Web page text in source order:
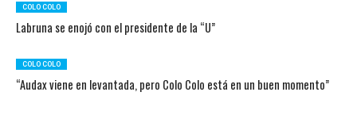
COLO COLO
Labruna se enojó con el presidente de la “U”
COLO COLO
“Audax viene en levantada, pero Colo Colo está en un buen momento”